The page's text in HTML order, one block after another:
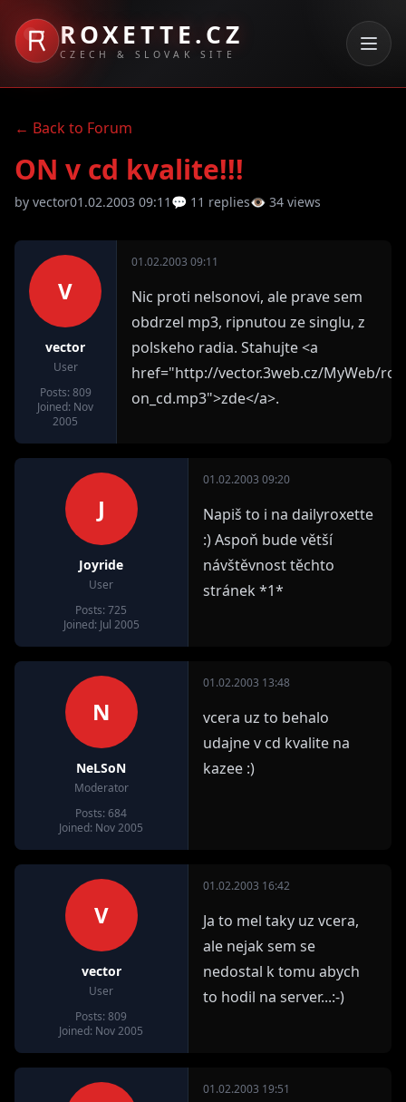
ROXETTE.CZ
CZECH & SLOVAK SITE
← Back to Forum
ON v cd kvalite!!!
by vector01.02.2003 09:11 💬 11 replies👁 34 views
V
vector
User
Posts: 809
Joined: Nov
2005
01.02.2003 09:11
Nic proti nelsonovi, ale prave sem
obdrzel mp3, ripnutou ze singlu, z
polskeho radia. Stahujte <a
href="http://vector.3web.cz/MyWeb/
on_cd.mp3">zde</a>.
J
Joyride
User
Posts: 725
Joined: Jul 2005
01.02.2003 09:20
Napiš to i na dailyroxette
:) Aspoň bude větší
návštěvnost těchto
stránek *1*
N
NeLSoN
Moderator
Posts: 684
Joined: Nov 2005
01.02.2003 13:48
vcera uz to behalo
udajne v cd kvalite na
kazee :)
V
vector
User
Posts: 809
Joined: Nov 2005
01.02.2003 16:42
Ja to mel taky uz vcera,
ale nejak sem se
nedostal k tomu abych
to hodil na server...:-)
01.02.2003 19:51